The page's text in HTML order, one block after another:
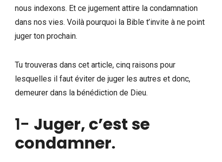
nous indexons. Et ce jugement attire la condamnation
dans nos vies. Voilà pourquoi la Bible t’invite à ne point
juger ton prochain.
Tu trouveras dans cet article, cinq raisons pour
lesquelles il faut éviter de juger les autres et donc,
demeurer dans la bénédiction de Dieu.
1- Juger, c’est se
condamner.